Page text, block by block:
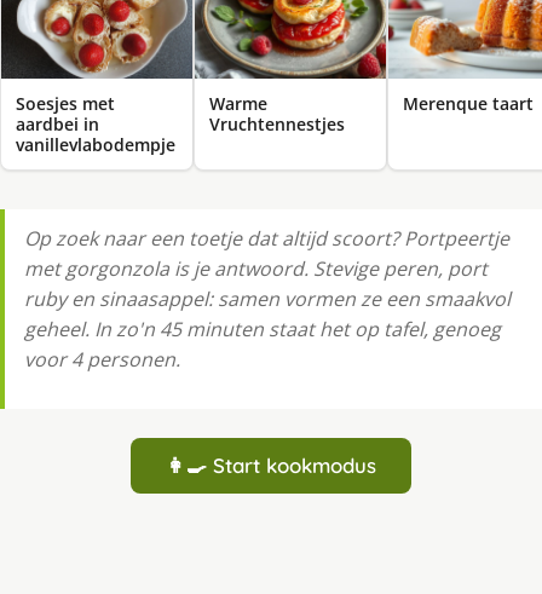
Soesjes met
aardbei in
vanillevlabodempje
Warme
Vruchtennestjes
Merenque taart
Op zoek naar een toetje dat altijd scoort? Portpeertje
met gorgonzola is je antwoord. Stevige peren, port
ruby en sinaasappel: samen vormen ze een smaakvol
geheel. In zo'n 45 minuten staat het op tafel, genoeg
voor 4 personen.
👩‍🍳 Start kookmodus